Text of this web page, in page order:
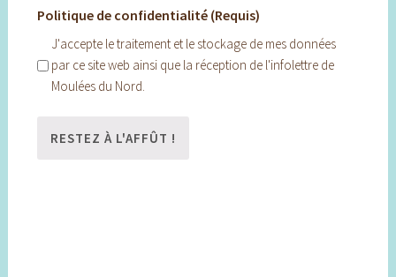
Politique de confidentialité (Requis)
J'accepte le traitement et le stockage de mes données
par ce site web ainsi que la réception de l'infolettre de
Moulées du Nord.